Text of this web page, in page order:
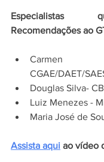
Especialistas
Recomendações ao
CGAE/DAET/
Douglas Silva-
Luiz Menezes -
Maria José de
Assista aqui ao vídeo